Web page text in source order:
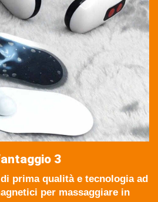
3
prima qualità e tecnologia ad
per massaggiare in